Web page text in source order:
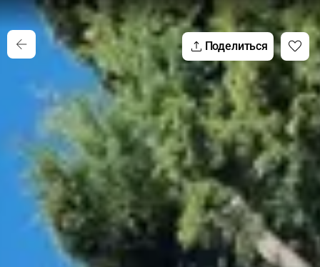
Поделиться